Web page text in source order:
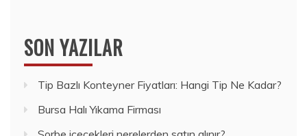
SON YAZILAR
Tip Bazlı Konteyner Fiyatları: Hangi Tip Ne Kadar?
Bursa Halı Yıkama Firması